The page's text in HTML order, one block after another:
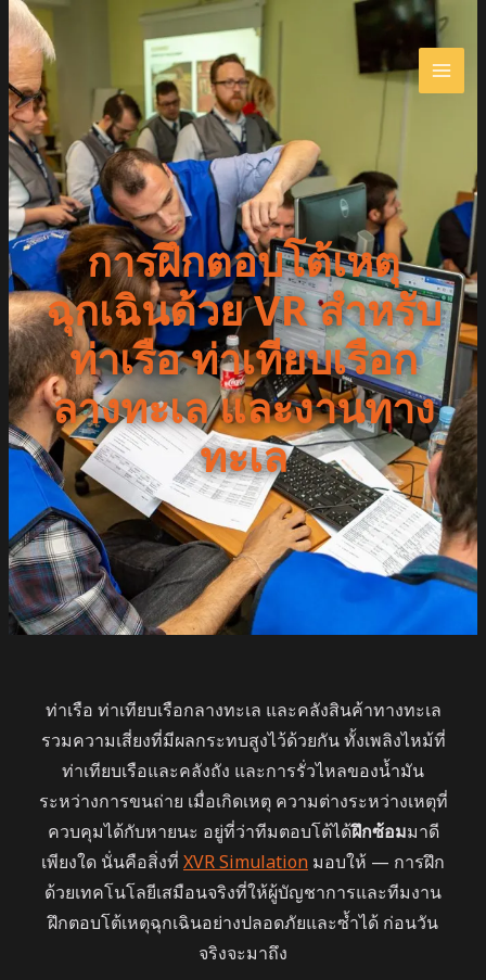
Skip
to
content
การฝึกตอบโต้เหตุ
ฉุกเฉินด้วย VR สำหรับ
ท่าเรือ ท่าเทียบเรือก
ลางทะเล และงานทาง
ทะเล
ท่าเรือ ท่าเทียบเรือกลางทะเล และคลังสินค้าทางทะเล
รวมความเสี่ยงที่มีผลกระทบสูงไว้ด้วยกัน ทั้งเพลิงไหม้ที่
ท่าเทียบเรือและคลังถัง และการรั่วไหลของน้ำมัน
ระหว่างการขนถ่าย เมื่อเกิดเหตุ ความต่างระหว่างเหตุที่
ควบคุมได้กับหายนะ อยู่ที่ว่าทีมตอบโต้ได้ฝึกซ้อมมาดี
เพียงใด นั่นคือสิ่งที่ XVR Simulation มอบให้ — การฝึก
ด้วยเทคโนโลยีเสมือนจริงที่ให้ผู้บัญชาการและทีมงาน
ฝึกตอบโต้เหตุฉุกเฉินอย่างปลอดภัยและซ้ำได้ ก่อนวัน
จริงจะมาถึง